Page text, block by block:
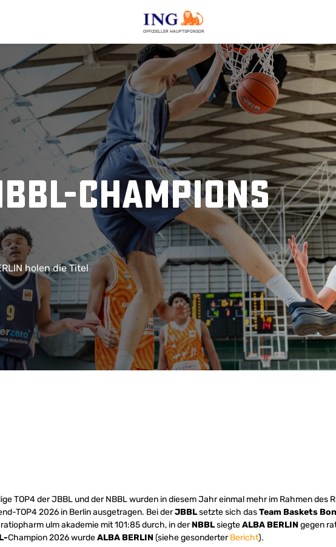
OFFIZIELLER HAUPTSPONSOR
Champions
holen die Titel
TOP4 der JBBL und der NBBL wurden in diesem Jahr einmal mehr im Rahmen des
TOP4 2026 in Berlin ausgetragen. Bei derJBBLsetzte sich dasTeam Baskets
ulm akademie mit 101:85 durch, in derNBBLsiegteALBA BERLINgegen
Champion 2026 wurdeALBA BERLIN(siehe gesonderterBericht).